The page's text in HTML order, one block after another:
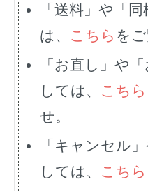
「送料」や「
は、 こちら を
「お直し」や
しては、 こちら
せ。
「キャンセル
しては、 こちら